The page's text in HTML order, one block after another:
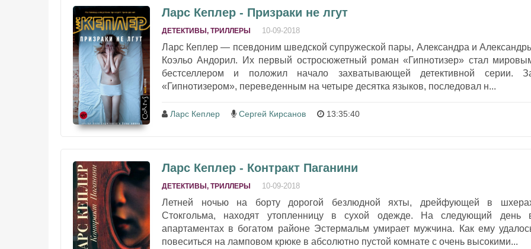
Ларс Кеплер - Призраки не лгут
ДЕТЕКТИВЫ, ТРИЛЛЕРЫ 10-09-2018
Ларс Кеплер — псевдоним шведской супружеской пары, Александра и
Коэльо Андорил. Их первый остросюжетный роман «Гипнотизер» стал
бестселлером и положил начало захватывающей детективной серии.
«Гипнотизером», переведенным на четыре десятка языков, последовал н...
Ларс Кеплер Сергей Кирсанов 13:35:40
Ларс Кеплер - Контракт Паганини
ДЕТЕКТИВЫ, ТРИЛЛЕРЫ 10-09-2018
Летней ночью на борту дорогой безлюдной яхты, дрейфующей в
Стокгольма, находят утопленницу в сухой одежде. На следующий день
апартаментах в богатом районе Эстермальм умирает мужчина. Как ему
повеситься на ламповом крюке в абсолютно пустой комнате с очень высокими...